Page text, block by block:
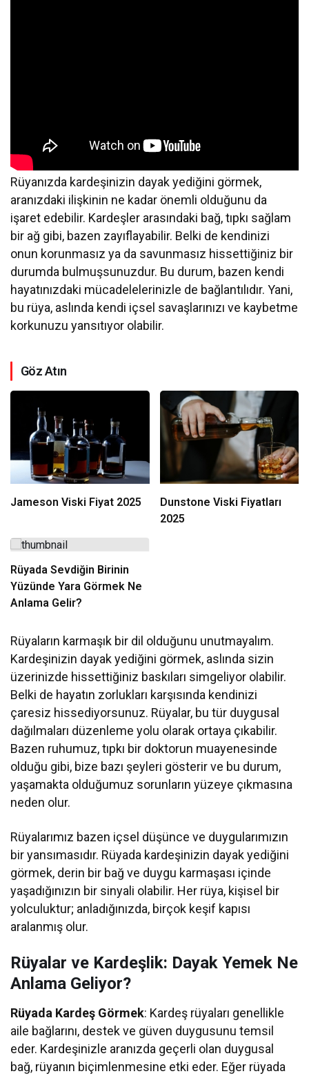
Rüyanızda kardeşinizin dayak yediğini görmek,
aranızdaki ilişkinin ne kadar önemli olduğunu da
işaret edebilir. Kardeşler arasındaki bağ, tıpkı sağlam
bir ağ gibi, bazen zayıflayabilir. Belki de kendinizi
onun korunmasız ya da savunmasız hissettiğiniz bir
durumda bulmuşsunuzdur. Bu durum, bazen kendi
hayatınızdaki mücadelelerinizle de bağlantılıdır. Yani,
bu rüya, aslında kendi içsel savaşlarınızı ve kaybetme
korkunuzu yansıtıyor olabilir.
Göz Atın
Jameson Viski Fiyat 2025
Dunstone Viski Fiyatları
2025
Rüyada Sevdiğin Birinin
Yüzünde Yara Görmek Ne
Anlama Gelir?
Rüyaların karmaşık bir dil olduğunu unutmayalım.
Kardeşinizin dayak yediğini görmek, aslında sizin
üzerinizde hissettiğiniz baskıları simgeliyor olabilir.
Belki de hayatın zorlukları karşısında kendinizi
çaresiz hissediyorsunuz. Rüyalar, bu tür duygusal
dağılmaları düzenleme yolu olarak ortaya çıkabilir.
Bazen ruhumuz, tıpkı bir doktorun muayenesinde
olduğu gibi, bize bazı şeyleri gösterir ve bu durum,
yaşamakta olduğumuz sorunların yüzeye çıkmasına
neden olur.
Rüyalarımız bazen içsel düşünce ve duygularımızın
bir yansımasıdır. Rüyada kardeşinizin dayak yediğini
görmek, derin bir bağ ve duygu karmaşası içinde
yaşadığınızın bir sinyali olabilir. Her rüya, kişisel bir
yolculuktur; anladığınızda, birçok keşif kapısı
aralanmış olur.
Rüyalar ve Kardeşlik: Dayak Yemek Ne
Anlama Geliyor?
Rüyada Kardeş Görmek: Kardeş rüyaları genellikle
aile bağlarını, destek ve güven duygusunu temsil
eder. Kardeşinizle aranızda geçerli olan duygusal
bağ, rüyanın biçimlenmesine etki eder. Eğer rüyada